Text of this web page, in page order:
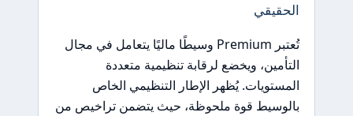
الحقيقي
تُعتبر Premium وسيطًا ماليًا يتعامل في مجال
التأمين، ويخضع لرقابة تنظيمية متعددة
المستويات. يُظهر الإطار التنظيمي الخاص
بالوسيط قوة ملحوظة، حيث يتضمن تراخيص من